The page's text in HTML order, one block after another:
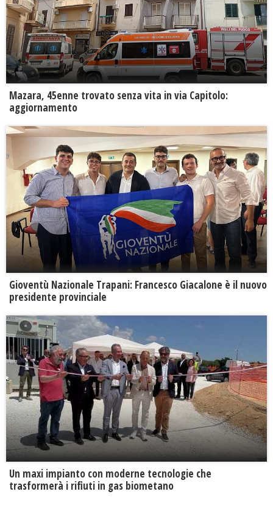
Mazara, 45enne trovato senza vita in via Capitolo:
aggiornamento
Gioventù Nazionale Trapani: Francesco Giacalone è il nuovo
presidente provinciale
Un maxi impianto con moderne tecnologie che
trasformerà i rifiuti in gas biometano